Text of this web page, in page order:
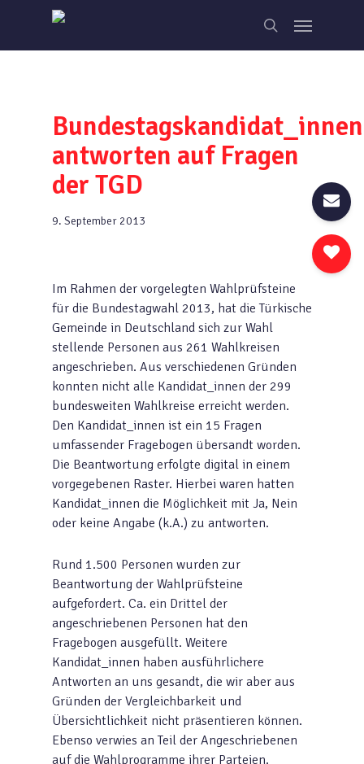
main
search
Menu
Bundestagskandidat_innen
antworten auf Fragen
der TGD
9. September 2013
Im Rahmen der vorgelegten Wahlprüfsteine
für die Bundestagwahl 2013, hat die Türkische
Gemeinde in Deutschland sich zur Wahl
stellende Personen aus 261 Wahlkreisen
angeschrieben. Aus verschiedenen Gründen
konnten nicht alle Kandidat_innen der 299
bundesweiten Wahlkreise erreicht werden.
Den Kandidat_innen ist ein 15 Fragen
umfassender Fragebogen übersandt worden.
Die Beantwortung erfolgte digital in einem
vorgegebenen Raster. Hierbei waren hatten
Kandidat_innen die Möglichkeit mit Ja, Nein
oder keine Angabe (k.A.) zu antworten.
Rund 1.500 Personen wurden zur
Beantwortung der Wahlprüfsteine
aufgefordert. Ca. ein Drittel der
angeschriebenen Personen hat den
Fragebogen ausgefüllt. Weitere
Kandidat_innen haben ausführlichere
Antworten an uns gesandt, die wir aber aus
Gründen der Vergleichbarkeit und
Übersichtlichkeit nicht präsentieren können.
Ebenso verwies an Teil der Angeschriebenen
auf die Wahlprogramme ihrer Parteien.